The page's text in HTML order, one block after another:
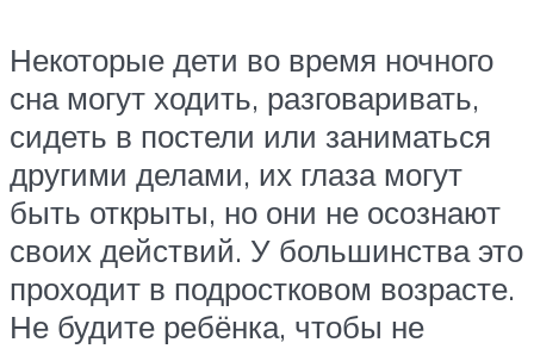
Некоторые дети во время ночного
сна могут ходить, разговаривать,
сидеть в постели или заниматься
другими делами, их глаза могут
быть открыты, но они не осознают
своих действий. У большинства это
проходит в подростковом возрасте.
Не будите ребёнка, чтобы не